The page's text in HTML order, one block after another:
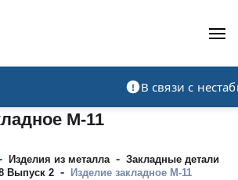
В связи с
М-11
Изделия из металла - Закладные детали
Выпуск 2 - Изделие закладное М-11